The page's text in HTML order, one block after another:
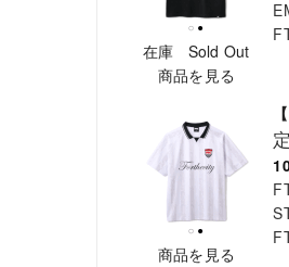
在庫 Sold Out
商品を見る
商品を見る